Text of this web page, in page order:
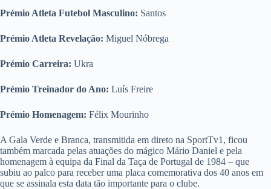
Prémio Atleta Futebol Masculino: Santos
Prémio Atleta Revelação: Miguel Nóbrega
Prémio Carreira: Ukra
Prémio Treinador do Ano: Luís Freire
Prémio Homenagem: Félix Mourinho
A Gala Verde e Branca, transmitida em direto na SportTv1, ficou
também marcada pelas atuações do mágico Mário Daniel e pela
homenagem à equipa da Final da Taça de Portugal de 1984 – que
subiu ao palco para receber uma placa comemorativa dos 40 anos em
que se assinala esta data tão importante para o clube.